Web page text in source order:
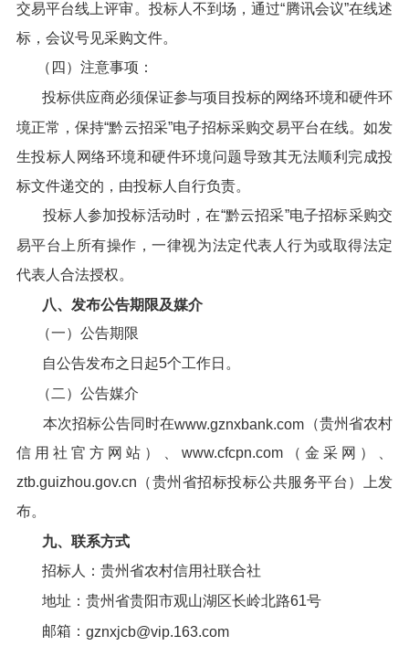
交易平台线上评审。投标人不到场，通过“腾讯会议”在线述
标，会议号见采购文件。
（四）注意事项：
投标供应商必须保证参与项目投标的网络环境和硬件环
境正常，保持“黔云招采”电子招标采购交易平台在线。如发
生投标人网络环境和硬件环境问题导致其无法顺利完成投
标文件递交的，由投标人自行负责。
投标人参加投标活动时，在“黔云招采”电子招标采购交
易平台上所有操作，一律视为法定代表人行为或取得法定
代表人合法授权。
八、发布公告期限及媒介
（一）公告期限
自公告发布之日起5个工作日。
（二）公告媒介
本次招标公告同时在www.gznxbank.com （贵州省农村
信用社官方网站）、www.cfcpn.com（金采网）、
ztb.guizhou.gov.cn（贵州省招标投标公共服务平台）上发
布。
九、联系方式
招标人：贵州省农村信用社联合社
地址：贵州省贵阳市观山湖区长岭北路61号
邮箱： gznxjcb@vip.163.com